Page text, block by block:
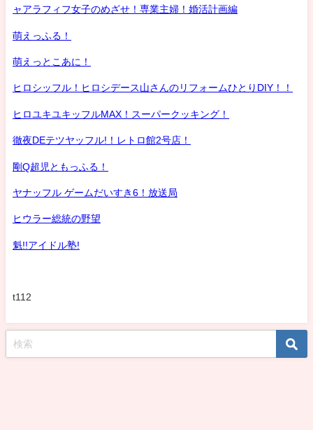
ャアラフィフ女子のめざせ！専業主婦！婚活計画編
萌えっふる！
萌えっとこあに！
ヒロシッフル！ヒロシデース山さんのリフォームひとりDIY！！
ヒロユキユキッフルMAX！スーパークッキング！
徹夜DEテツヤッフル!！レトロ館2号店！
剛Q超児ともっふる！
ヤナッフル ゲームだいすき6！放送局
ヒウラー総統の野望
魁!!アイドル塾!
t112